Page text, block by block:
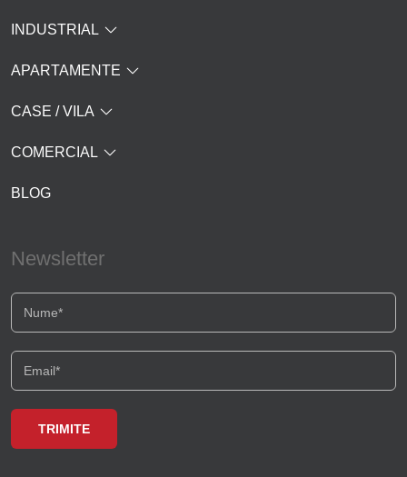
INDUSTRIAL
APARTAMENTE
CASE / VILA
COMERCIAL
BLOG
Newsletter